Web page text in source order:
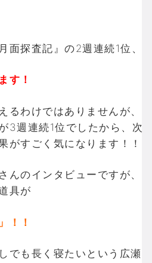
面探査記』の2週連続1位、
す！
るわけではありませんが、
3週連続1位でしたから、次
がすごく気になります！！
んのインタビューですが、
具が
！！
でも長く寝たいという広瀬